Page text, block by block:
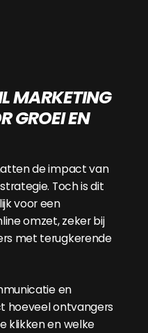
MARKETING
GROEI EN
de impact van
Toch is dit
voor een
omzet, zeker bij
met terugkerende
en
hoeveel ontvangers
klikken en welke